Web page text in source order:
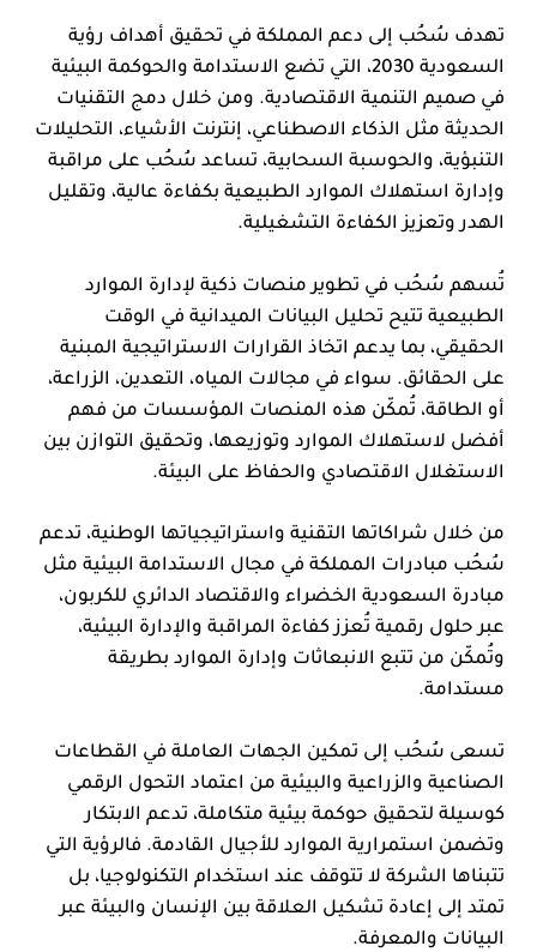
تهدف سُحُب إلى دعم المملكة في تحقيق أهداف رؤية
السعودية 2030، التي تضع الاستدامة والحوكمة البيئية
في صميم التنمية الاقتصادية. ومن خلال دمج التقنيات
الحديثة مثل الذكاء الاصطناعي، إنترنت الأشياء، التحليلات
التنبؤية، والحوسبة السحابية، تساعد سُحُب على مراقبة
وإدارة استهلاك الموارد الطبيعية بكفاءة عالية، وتقليل
الهدر وتعزيز الكفاءة التشغيلية.
تُسهم سُحُب في تطوير منصات ذكية لإدارة الموارد
الطبيعية تتيح تحليل البيانات الميدانية في الوقت
الحقيقي، بما يدعم اتخاذ القرارات الاستراتيجية المبنية
على الحقائق. سواء في مجالات المياه، التعدين، الزراعة،
أو الطاقة، تُمكّن هذه المنصات المؤسسات من فهم
أفضل لاستهلاك الموارد وتوزيعها، وتحقيق التوازن بين
الاستغلال الاقتصادي والحفاظ على البيئة.
من خلال شراكاتها التقنية واستراتيجياتها الوطنية، تدعم
سُحُب مبادرات المملكة في مجال الاستدامة البيئية مثل
مبادرة السعودية الخضراء والاقتصاد الدائري للكربون،
عبر حلول رقمية تُعزز كفاءة المراقبة والإدارة البيئية،
وتُمكّن من تتبع الانبعاثات وإدارة الموارد بطريقة
مستدامة.
تسعى سُحُب إلى تمكين الجهات العاملة في القطاعات
الصناعية والزراعية والبيئية من اعتماد التحول الرقمي
كوسيلة لتحقيق حوكمة بيئية متكاملة، تدعم الابتكار
وتضمن استمرارية الموارد للأجيال القادمة. فالرؤية التي
تتبناها الشركة لا تتوقف عند استخدام التكنولوجيا، بل
تمتد إلى إعادة تشكيل العلاقة بين الإنسان والبيئة عبر
البيانات والمعرفة.